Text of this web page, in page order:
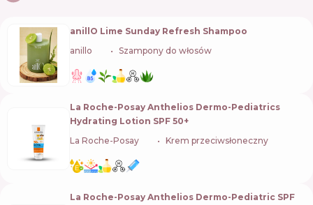
anillO Lime Sunday Refresh Shampoo
anillo
Szampony do włosów
La Roche-Posay Anthelios Dermo-Pediatrics
Hydrating Lotion SPF 50+
La Roche-Posay
Krem przeciwsłoneczny
La Roche-Posay Anthelios Dermo-Pediatric SPF